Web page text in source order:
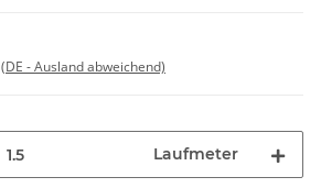
(DE - Ausland abweichend)
Laufmeter